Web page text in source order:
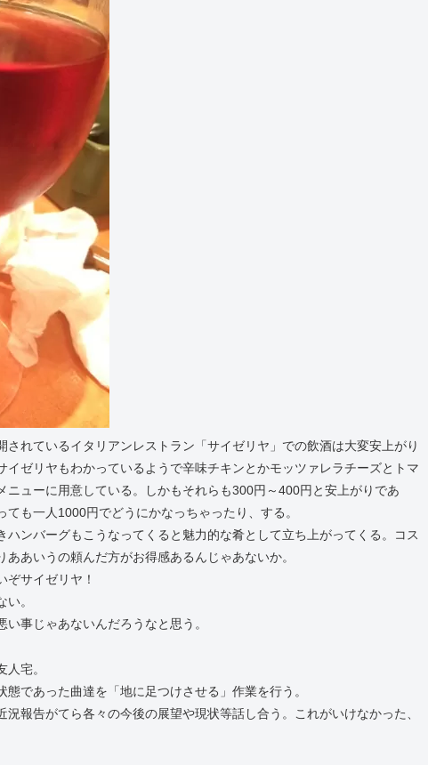
れているイタリアンレストラン「サイゼリヤ」での飲酒は大変安上がり
ゼリヤもわかっているようで辛味チキンとかモッツァレラチーズとトマ
ニューに用意している。しかもそれらも300円～400円と安上がりであ
も一人1000円でどうにかなっちゃったり、する。
ンバーグもこうなってくると魅力的な肴として立ち上がってくる。コス
あいうの頼んだ方がお得感あるんじゃあないか。
サイゼリヤ！
。
事じゃあないんだろうなと思う。
宅。
であった曲達を「地に足つけさせる」作業を行う。
報告がてら各々の今後の展望や現状等話し合う。これがいけなかった、